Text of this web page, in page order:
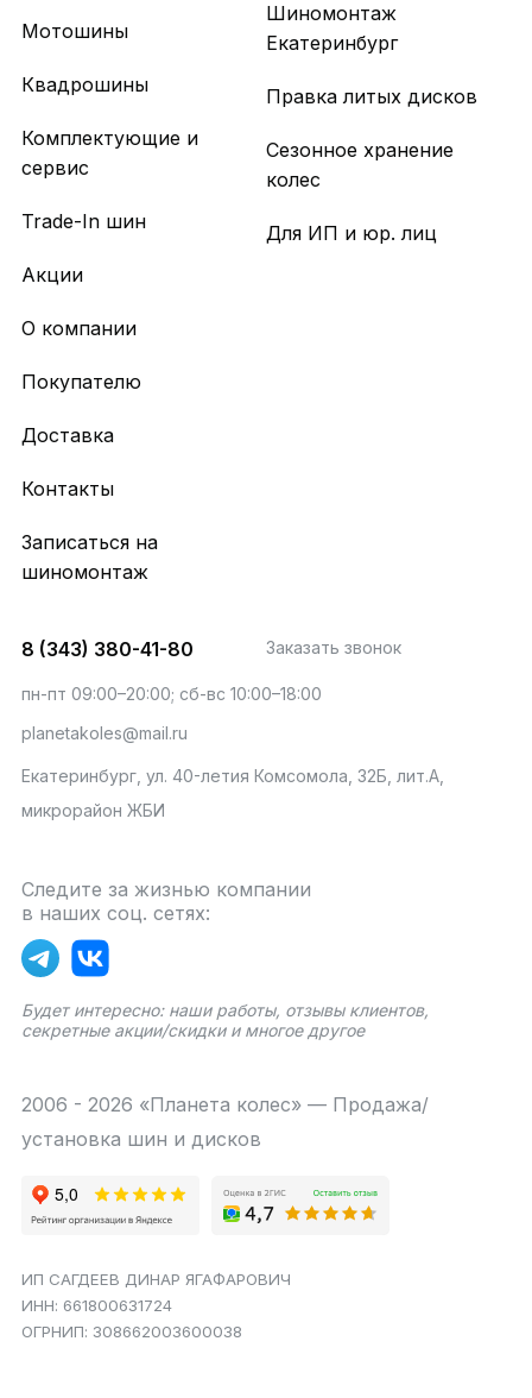
Мотошины
Квадрошины
Комплектующие и
сервис
Trade-In шин
Акции
Шиномонтаж
Екатеринбург
Правка литых дисков
Сезонное хранение
колес
Для ИП и юр. лиц
О компании
Покупателю
Доставка
Контакты
Записаться на
шиномонтаж
8 (343) 380-41-80 Заказать звонок
пн-пт 09:00–20:00; сб-вс 10:00–18:00
planetakoles@mail.ru
Екатеринбург, ул. 40-летия Комсомола, 32Б, лит.А,
микрорайон ЖБИ
Следите за жизнью компании
в наших соц. сетях:
Будет интересно: наши работы, отзывы клиентов,
секретные акции/скидки и многое другое
2006 - 2026 «Планета колес» — Продажа/
установка шин и дисков
ИП САГДЕЕВ ДИНАР ЯГАФАРОВИЧ
ИНН: 661800631724
ОГРНИП: 308662003600038